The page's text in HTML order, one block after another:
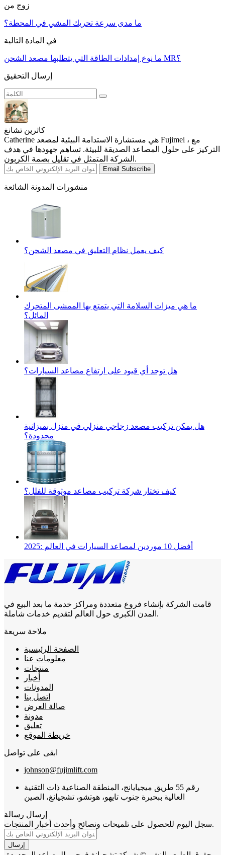
زوج من
ما مدى سرعة تحريك المشي في المحطة؟
في المادة التالية
ما نوع إمدادات الطاقة التي يتطلبها مصعد الشحن MR؟
إرسال التحقيق
كاثرين تشانغ
Catherine هي مستشارة الاستدامة البيئية لمصعد Fujimei ، مع
التركيز على حلول المصاعد الصديقة للبيئة. تساهم جهودها في هدف
الشركة المتمثل في تقليل بصمة الكربون.
Email Subscribe
منشورات المدونة الشائعة
كيف يعمل نظام التعليق في مصعد الشحن؟
ما هي ميزات السلامة التي يتمتع بها الممشى المتحرك
المائل؟
هل توجد أي قيود على ارتفاع مصاعد السيارات؟
هل يمكن تركيب مصعد زجاجي منزلي في منزل بميزانية
محدودة؟
كيف تختار شركة تركيب مصاعد موثوقة للفلل؟
2025: أفضل 10 موردين لمصاعد السيارات في العالم
قامت الشركة بإنشاء فروع متعددة ومراكز خدمة ما بعد البيع في
المدن الكبرى حول العالم لتقديم خدمات شاملة.
ملاحة سريعة
الصفحة الرئيسية
معلومات عنا
منتجات
أخبار
المدونات
اتصل بنا
صالة العرض
مدونة
تعليق
خريطة الموقع
ابقى على تواصل
johnson@fujimlift.com
رقم 55 طريق ميجيايانج، المنطقة الصناعية ذات التقنية
العالية ببحيرة جنوب تايهو، هوتشو، تشجيانغ، الصين
إرسال رسالة
سجل اليوم للحصول على تلميحات ونصائح وأحدث أخبار المنتجات.
إرسال